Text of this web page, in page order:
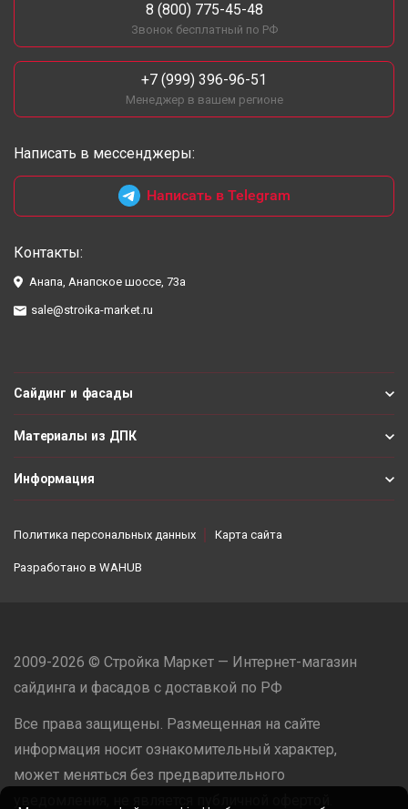
8 (800) 775-45-48
Звонок бесплатный по РФ
+7 (999) 396-96-51
Менеджер в вашем регионе
Написать в мессенджеры:
Написать в Telegram
Контакты:
Анапа, Анапское шоссе, 73а
sale@stroika-market.ru
Сайдинг и фасады
Материалы из ДПК
Информация
Политика персональных данных Карта сайта
Разработано в WAHUB
2009-2026 © Стройка Маркет — Интернет-магазин
сайдинга и фасадов с доставкой по РФ
Все права защищены. Размещенная на сайте
информация носит ознакомительный характер,
может меняться без предварительного